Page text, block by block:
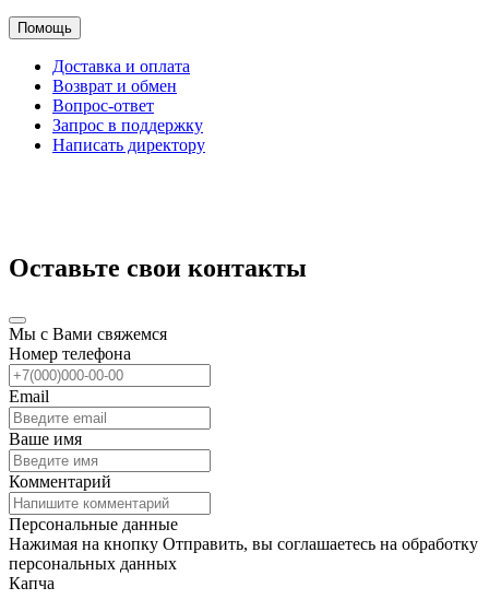
Помощь
Доставка и оплата
Возврат и обмен
Вопрос-ответ
Запрос в поддержку
Написать директору
Оставьте свои контакты
Мы с Вами свяжемся
Номер телефона
Email
Ваше имя
Комментарий
Персональные данные
Нажимая на кнопку Отправить, вы соглашаетесь на обработку
персональных данных
Капча